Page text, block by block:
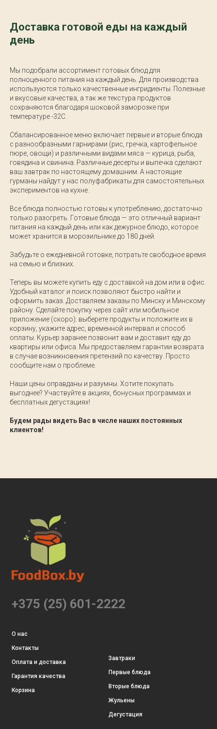
Доставка готовой еды на каждый
день
Мы подобрали ассортимент готовых блюд для
полноценного питания на каждый день. Для производства
используются только качественные ингридиенты. Полезные
и вкусовые качества, а так же текстура продуктов
сохраняются благодаря шоковой заморозке при
температуре -32С.
Сбалансированное меню включает первые и вторые блюда
с разнообразными гарнирами (рис, гречка, картофельное
пюре, овощи) и различными видами мяса — курица, рыба,
говядина и свинина. Различные десерты и выпечка сделают
ваш завтрак по настоящему домашним. А настоящие
гурманы найдут у нас полуфабрикаты для самостоятельных
экспериментов на кухне.
Все блюда полностью готовы к употреблению, достаточно
только разогреть. Готовые блюда — это отличный вариант
питания на каждый день или как дежурное блюдо, которое
может хранится в морозильнике до 180 дней.
Забудьте о ежедневной готовке, потратьте свободное время
на семью и близких.
Теперь вы можете купить еду с доставкой на дом или в офис.
Удобный каталог и поиск позволяют быстро найти и
оформить заказ. Доставляем заказы по Минску и Минскому
району. Сделайте покупку через сайт или мобильное
приложение (скоро): выберете продукты и положите их в
корзину, укажите адрес, временной интервал и способ
оплаты. Курьер заранее позвонит вам и доставит еду до
квартиры или офиса. Мы предоставляем гарантии возврата
в случае возникновения претензий по качеству. Просто
сообщите нам о проблеме.
Наши цены оправданы и разумны. Хотите покупать
выгоднее? Участвуйте в акциях, бонусных программах и
бесплатных дегустациях!
Будем рады видеть Вас в числе наших постоянных
клиентов!
+375 (25) 601-2222
О нас
Контакты
Оплата и доставка
Гарантия качества
Корзина
Завтраки
Первые блюда
Вторые блюда
Жульены
Дегустация